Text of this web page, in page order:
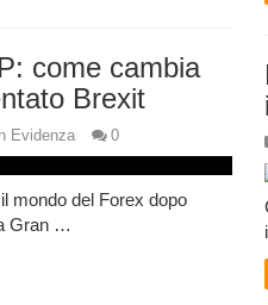
come cambia
Brexit
In Evidenza 0
mondo del Forex dopo
Gran …